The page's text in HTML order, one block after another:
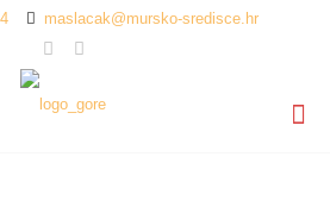
maslacak@mursko-sredisce.hr